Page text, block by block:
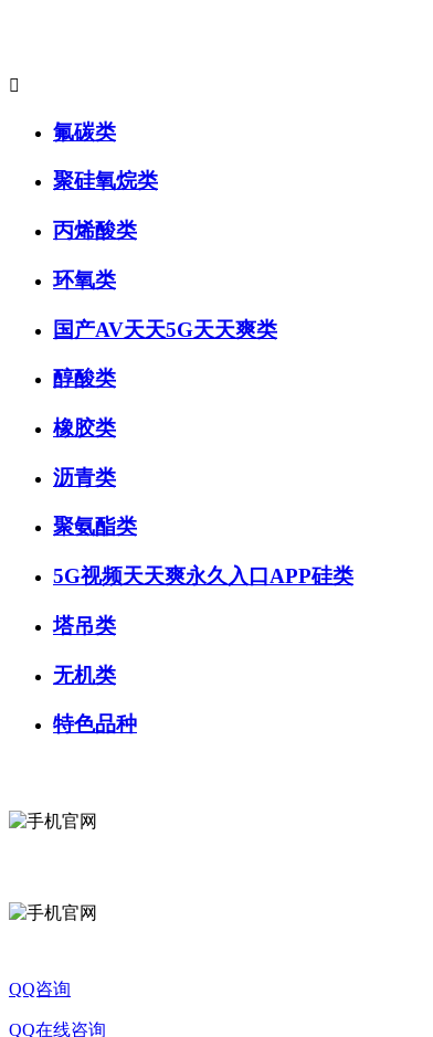

氟碳类
聚硅氧烷类
丙烯酸类
环氧类
国产AV天天5G天天爽类
醇酸类
橡胶类
沥青类
聚氨酯类
5G视频天天爽永久入口APP硅类
塔吊类
无机类
特色品种
QQ咨询
QQ在线咨询